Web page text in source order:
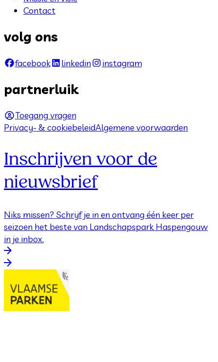
Contact
volg ons
facebook linkedin instagram
partnerluik
Toegang vragen
Privacy- & cookiebeleidAlgemene voorwaarden
Inschrijven voor de
nieuwsbrief
Niks missen? Schrijf je in en ontvang één keer per
seizoen het beste van Landschapspark Haspengouw
in je inbox.